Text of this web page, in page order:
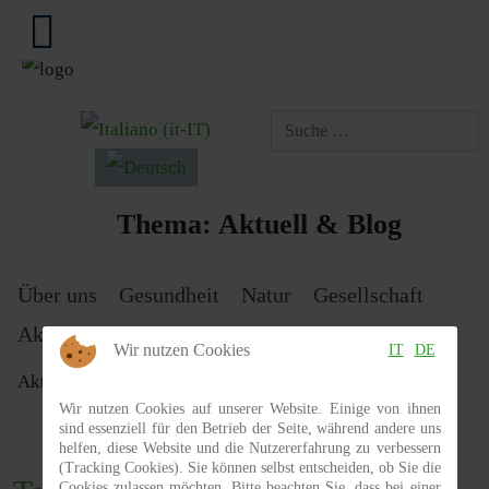
Sprache auswählen
Thema: Aktuell & Blog
Über uns Gesundheit Natur
Gesellschaft
Aktuell & Blog
Aktuelle Seite:
Wir nutzen Cookies IT DE
Wir nutzen Cookies auf unserer Website. Einige von ihnen
sind essenziell für den Betrieb der Seite, während andere uns
helfen, diese Website und die Nutzererfahrung zu verbessern
(Tracking Cookies). Sie können selbst entscheiden, ob Sie die